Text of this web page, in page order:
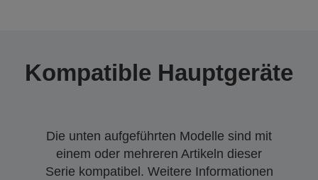
Kompatible Hauptgeräte
Die unten aufgeführten Modelle sind mit
einem oder mehreren Artikeln dieser
Serie kompatibel. Weitere Informationen